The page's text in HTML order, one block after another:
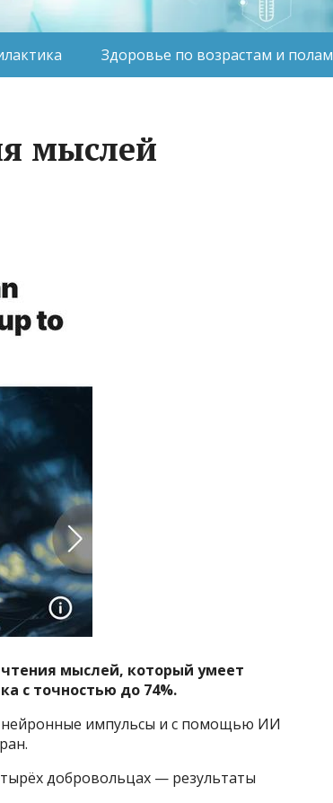
Здоровье по возрастам и полам
мыслей
мыслей, который умеет
с точностью до 74%.
нейронные импульсы и с помощью ИИ
добровольцах — результаты